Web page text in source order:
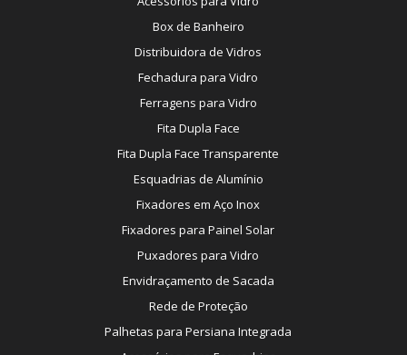
Box de Banheiro
Distribuidora de Vidros
Fechadura para Vidro
Ferragens para Vidro
Fita Dupla Face
Fita Dupla Face Transparente
Esquadrias de Alumínio
Fixadores em Aço Inox
Fixadores para Painel Solar
Puxadores para Vidro
Envidraçamento de Sacada
Rede de Proteção
Palhetas para Persiana Integrada